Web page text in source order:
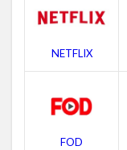
替え
4.3
レス
のス
フ
NETFLIX
FOD